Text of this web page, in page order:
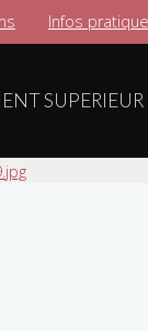
Infos
SUPERIEUR